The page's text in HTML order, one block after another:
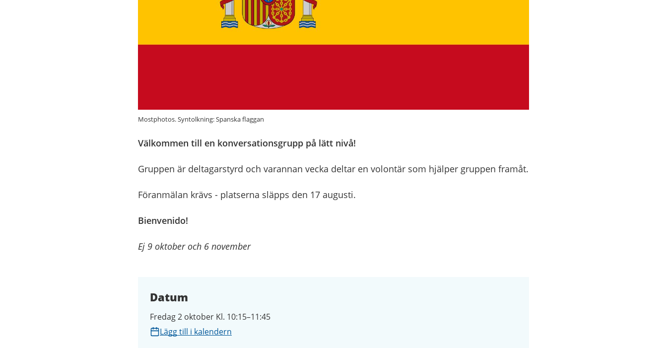
Mostphotos. Syntolkning: Spanska flaggan
Välkommen till en konversationsgrupp på lätt nivå!
Gruppen är deltagarstyrd och varannan vecka deltar en volontär som hjälper gruppen framåt.
Föranmälan krävs - platserna släpps den 17 augusti.
​Bienvenido!
Ej 9 oktober och 6 november
Datum
Fredag 2 oktober Kl. 10:15–11:45
Lägg till i kalendern